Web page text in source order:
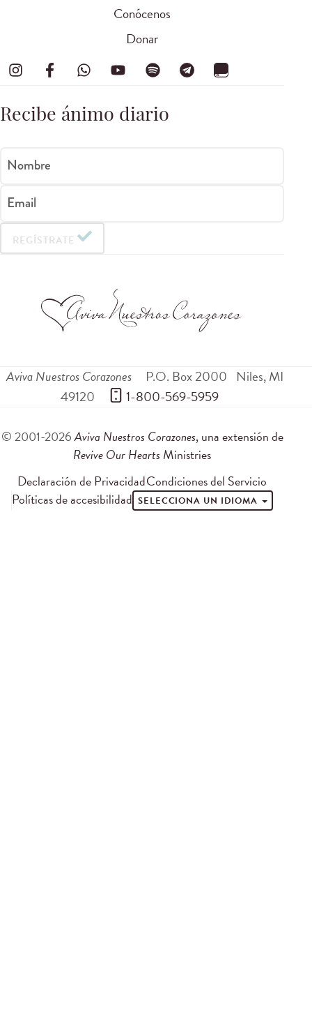
Conócenos
Donar
Recibe ánimo diario
Nombre
Email
REGÍSTRATE
Aviva Nuestros Corazones P.O. Box 2000 Niles,MI
49120
1-800-569-5959
© 2001-2026Aviva Nuestros Corazones, una extensión de
Revive Our Hearts Ministries
Declaración de PrivacidadCondiciones del Servicio
Políticas de accesibilidad SELECCIONA UN IDIOMA